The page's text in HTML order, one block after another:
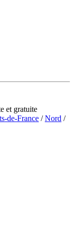
et gratuite
de-France /Nord /